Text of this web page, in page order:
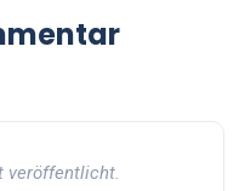
veröffentlicht.